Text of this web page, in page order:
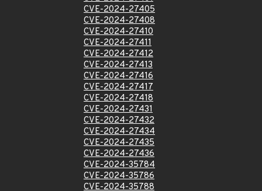
CVE-2024-27405
CVE-2024-27408
CVE-2024-27410
CVE-2024-27411
CVE-2024-27412
CVE-2024-27413
CVE-2024-27416
CVE-2024-27417
CVE-2024-27418
CVE-2024-27431
CVE-2024-27432
CVE-2024-27434
CVE-2024-27435
CVE-2024-27436
CVE-2024-35784
CVE-2024-35786
CVE-2024-35788